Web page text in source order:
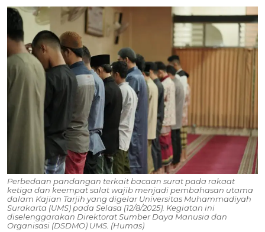
Perbedaan pandangan terkait bacaan surat pada rakaat
ketiga dan keempat salat wajib menjadi pembahasan utama
dalam Kajian Tarjih yang digelar Universitas Muhammadiyah
Surakarta (UMS) pada Selasa (12/8/2025). Kegiatan ini
diselenggarakan Direktorat Sumber Daya Manusia dan
Organisasi (DSDMO) UMS. (Humas)